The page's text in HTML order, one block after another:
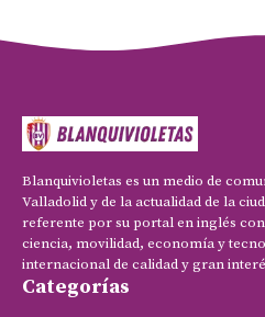
Blanquivioletas es un medio de
Valladolid y de la actualidad de la
referente por su portal en inglés
ciencia, movilidad, economía y
internacional de calidad y gran
Categorías